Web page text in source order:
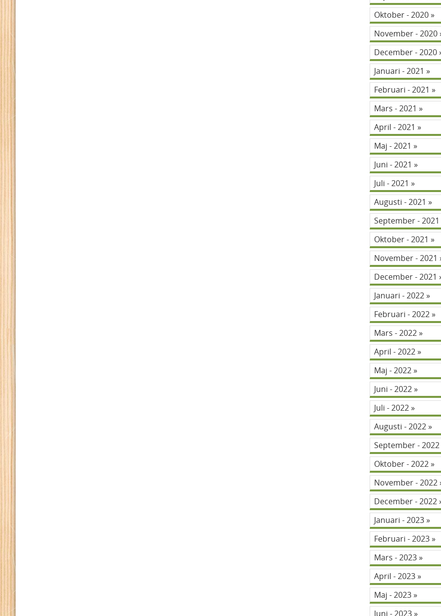
Oktober - 2020
November - 2020
December - 2020
Januari - 2021
Februari - 2021
Mars - 2021
April - 2021
Maj - 2021
Juni - 2021
Juli - 2021
Augusti - 2021
September - 2021
Oktober - 2021
November - 2021
December - 2021
Januari - 2022
Februari - 2022
Mars - 2022
April - 2022
Maj - 2022
Juni - 2022
Juli - 2022
Augusti - 2022
September - 2022
Oktober - 2022
November - 2022
December - 2022
Januari - 2023
Februari - 2023
Mars - 2023
April - 2023
Maj - 2023
Juni - 2023